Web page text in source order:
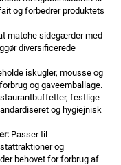
og forbedrer produktets
matche sidegærder med
diversificerede
iskugler, mousse og
og gaveemballage.
festlige
og hygiejnisk
Passer til
og
behovet for forbrug af